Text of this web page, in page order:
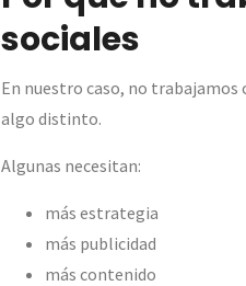
sociales
En nuestro caso, no trabajamos
algo distinto.
Algunas necesitan:
más estrategia
más publicidad
más contenido